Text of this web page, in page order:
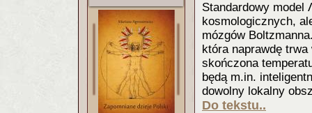
Standardowy model
kosmologicznych,
mózgów
która naprawdę
skończona
będą m.in.
dowolny lokalny
Do tekstu..